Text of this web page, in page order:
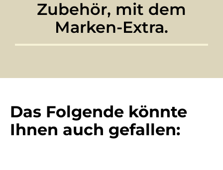
Zubehör, mit dem
Marken-Extra.
Das Folgende könnte
Ihnen auch gefallen: